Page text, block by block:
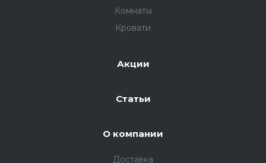
Комнаты
Кровати
Акции
Cтатьи
О компании
Доставка